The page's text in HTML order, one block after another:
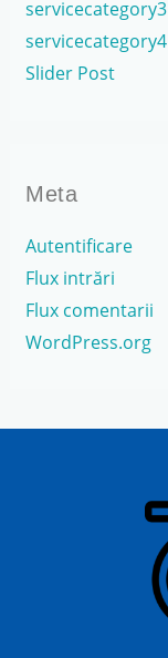
servicecategory3
servicecategory4
Slider Post
Meta
Autentificare
Flux intrări
Flux comentarii
WordPress.org